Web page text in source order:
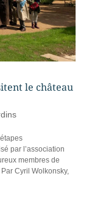
le château
par l’association
membres de
Cyril Wolkonsky,